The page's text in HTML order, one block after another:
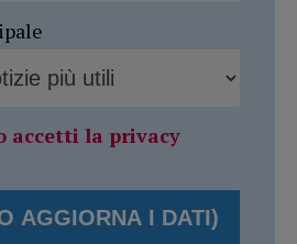
accetti la privacy